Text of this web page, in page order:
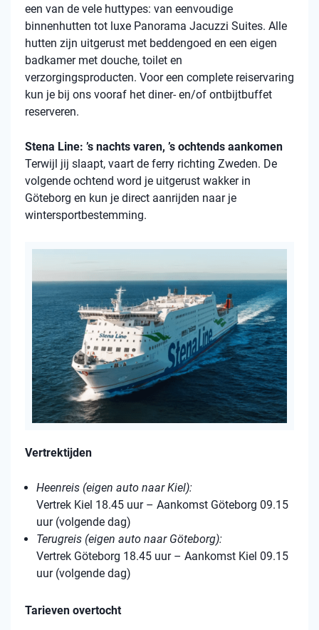
een van de vele huttypes: van eenvoudige
binnenhutten tot luxe Panorama Jacuzzi Suites. Alle
hutten zijn uitgerust met beddengoed en een eigen
badkamer met douche, toilet en
verzorgingsproducten. Voor een complete reiservaring
kun je bij ons vooraf het diner- en/of ontbijtbuffet
reserveren.
Stena Line: ’s nachts varen, ’s ochtends aankomen
Terwijl jij slaapt, vaart de ferry richting Zweden. De
volgende ochtend word je uitgerust wakker in
Göteborg en kun je direct aanrijden naar je
wintersportbestemming.
Vertrektijden
Heenreis (eigen auto naar Kiel):
Vertrek Kiel 18.45 uur – Aankomst Göteborg 09.15
uur (volgende dag)
Terugreis (eigen auto naar Göteborg):
Vertrek Göteborg 18.45 uur – Aankomst Kiel 09.15
uur (volgende dag)
Tarieven overtocht